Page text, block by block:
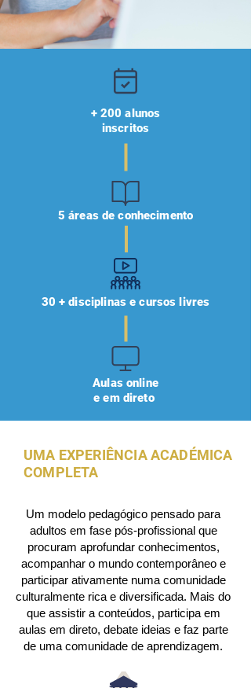
+ 200 alunos
inscritos
5 áreas de conhecimento
30 + disciplinas e cursos livres
Aulas online
e em direto
UMA EXPERIÊNCIA ACADÉMICA
COMPLETA
Um modelo pedagógico pensado para
adultos em fase pós-profissional que
procuram aprofundar conhecimentos,
acompanhar o mundo contemporâneo e
participar ativamente numa comunidade
culturalmente rica e diversificada. Mais do
que assistir a conteúdos, participa em
aulas em direto, debate ideias e faz parte
de uma comunidade de aprendizagem.